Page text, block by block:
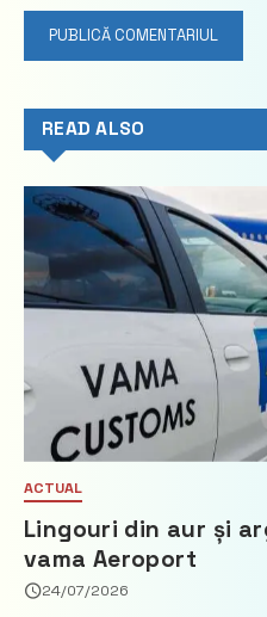
READ ALSO
ACTUAL
Lingouri din aur și
vama Aeroport
24/07/2026